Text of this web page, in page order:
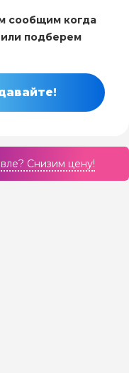
сообщим когда
или подберем
Cнизим цену!